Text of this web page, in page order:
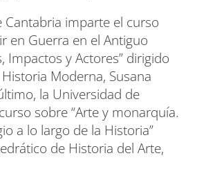
Cantabria imparte el curso
en Guerra en el Antiguo
Impactos y Actores” dirigido
Moderna, Susana
la Universidad de
sobre “Arte y monarquía.
a lo largo de la Historia”
de Historia del Arte,